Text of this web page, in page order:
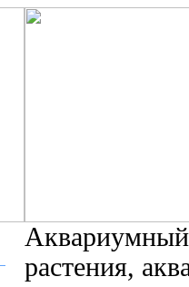
растения,